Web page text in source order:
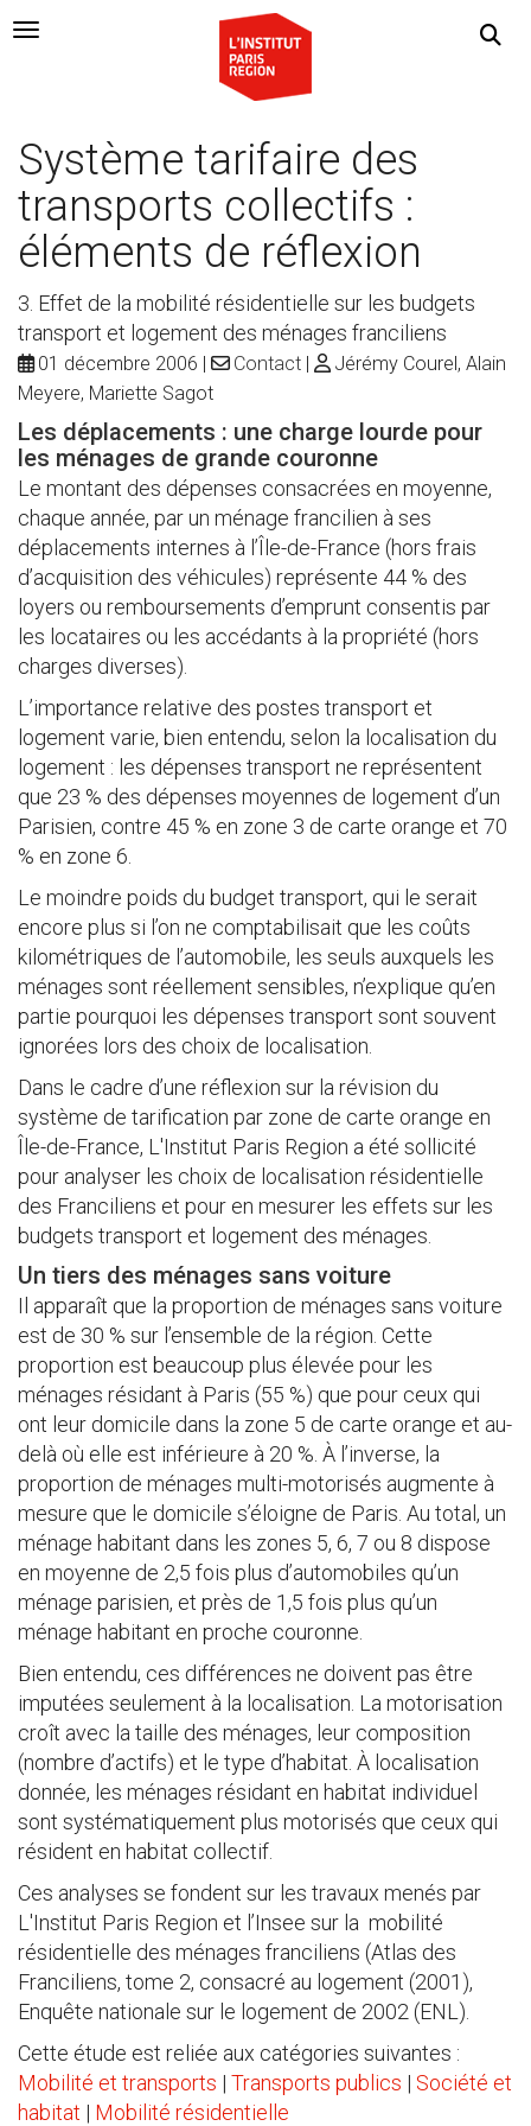
Navigation Toggle
Système tarifaire des
transports collectifs :
éléments de réflexion
3. Effet de la mobilité résidentielle sur les budgets
transport et logement des ménages franciliens
01 décembre 2006 Contact
Jérémy Courel, Alain
Meyere, Mariette Sagot
Les déplacements : une charge lourde pour
les ménages de grande couronne
Le montant des dépenses consacrées en moyenne,
chaque année, par un ménage francilien à ses
déplacements internes à l’Île-de-France (hors frais
d’acquisition des véhicules) représente 44 % des
loyers ou remboursements d’emprunt consentis par
les locataires ou les accédants à la propriété (hors
charges diverses).
L’importance relative des postes transport et
logement varie, bien entendu, selon la localisation du
logement : les dépenses transport ne représentent
que 23 % des dépenses moyennes de logement d’un
Parisien, contre 45 % en zone 3 de carte orange et 70
% en zone 6.
Le moindre poids du budget transport, qui le serait
encore plus si l’on ne comptabilisait que les coûts
kilométriques de l’automobile, les seuls auxquels les
ménages sont réellement sensibles, n’explique qu’en
partie pourquoi les dépenses transport sont souvent
ignorées lors des choix de localisation.
Dans le cadre d’une réflexion sur la révision du
système de tarification par zone de carte orange en
Île-de-France, L'Institut Paris Region a été sollicité
pour analyser les choix de localisation résidentielle
des Franciliens et pour en mesurer les effets sur les
budgets transport et logement des ménages.
Un tiers des ménages sans voiture
Il apparaît que la proportion de ménages sans voiture
est de 30 % sur l’ensemble de la région. Cette
proportion est beaucoup plus élevée pour les
ménages résidant à Paris (55 %) que pour ceux qui
ont leur domicile dans la zone 5 de carte orange et au-
delà où elle est inférieure à 20 %. À l’inverse, la
proportion de ménages multi-motorisés augmente à
mesure que le domicile s’éloigne de Paris. Au total, un
ménage habitant dans les zones 5, 6, 7 ou 8 dispose
en moyenne de 2,5 fois plus d’automobiles qu’un
ménage parisien, et près de 1,5 fois plus qu’un
ménage habitant en proche couronne.
Bien entendu, ces différences ne doivent pas être
imputées seulement à la localisation. La motorisation
croît avec la taille des ménages, leur composition
(nombre d’actifs) et le type d’habitat. À localisation
donnée, les ménages résidant en habitat individuel
sont systématiquement plus motorisés que ceux qui
résident en habitat collectif.
Ces analyses se fondent sur les travaux menés par
L'Institut Paris Region et l’Insee sur la mobilité
résidentielle des ménages franciliens (Atlas des
Franciliens, tome 2, consacré au logement (2001),
Enquête nationale sur le logement de 2002 (ENL).
Cette étude est reliée aux catégories suivantes :
Mobilité et transports | Transports publics | Société et
habitat | Mobilité résidentielle